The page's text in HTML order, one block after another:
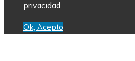
privacidad.
Ok, Acepto